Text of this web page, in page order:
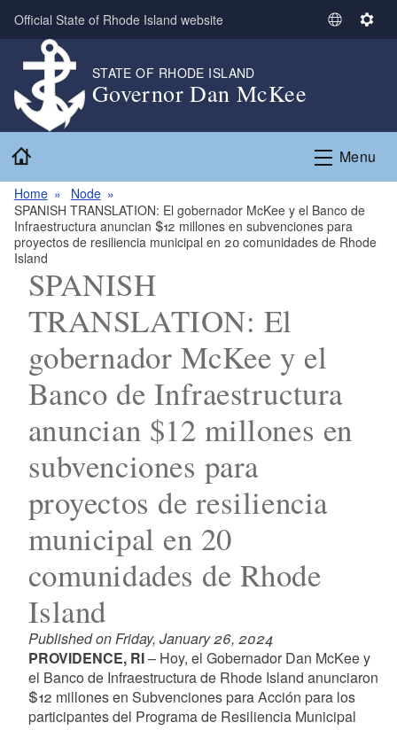
Skip to main content
Official State of Rhode Island website
S
t
L
g
u
a
S
n
g
STATE OF RHODE ISLAND
Governor Dan McKee
Menu
Home
Node
SPANISH TRANSLATION: El gobernador McKee y el Banco de
Infraestructura anuncian $12 millones en subvenciones para
proyectos de resiliencia municipal en 20 comunidades de Rhode
Island
SPANISH
TRANSLATION: El
gobernador McKee y el
Banco de Infraestructura
anuncian $12 millones en
subvenciones para
proyectos de resiliencia
municipal en 20
comunidades de Rhode
Island
Published on Friday, January 26, 2024
PROVIDENCE, RI– Hoy, el Gobernador Dan McKee y
el Banco de Infraestructura de Rhode Island anunciaron
$12 millones en Subvenciones para Acción para los
participantes del Programa de Resiliencia Municipal